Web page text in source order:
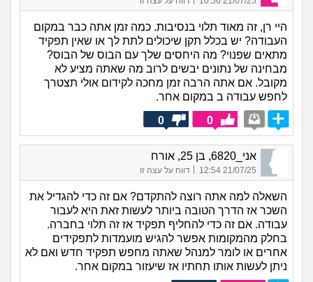
היי רן, זה מאוד תלוי בנסיבות. כמה זמן אתה כבר במקום
העבודה? יש בכלל תקן שיכולים לתת לך או שאין תפקיד
מתאים שפנוי? מה היחסים שלך עם הבוס של הבוס?
מבחינה של נתונים יבשים לרוב מה שאתה מציע לא
מקובל. אם אתה הרבה זמן מחכה לקידום אולי תצטרך
לחפש עבודה ב במקום אחר.
0
0
אני_6820, בן 25, אורח
21/07/25 12:54
| דווח על עצה זו
השאלה למה אתה רוצה להתקדם? אם זה כדי להגדיל את
השכר אז הדרך הטובה ביותר לעשות זאת היא לעבור
עבודה. אם זה כדי להחליף תפקיד אז זה תלוי בחברה.
בחלק מהמקומות אפשר להגיש מועמדות לתפקידים
אחרים או לומר למנהל שאתה מחפש תפקיד חדש ואם לא
ניתן לעשות אותו תחתיו אז שיעזור במקום אחר.